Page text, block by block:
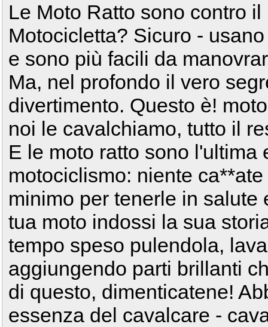
Le Moto Ratto sono contro
Motocicletta? Sicuro -
e sono più facili da
Ma, nel profondo il vero
divertimento. Questo è!
noi le cavalchiamo, tutto il
E le moto ratto sono
motociclismo: niente
minimo per tenerle in
tua moto indossi la sua
tempo speso pulendola,
aggiungendo parti brillanti
di questo, dimenticatene!
essenza del cavalcare -